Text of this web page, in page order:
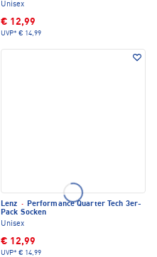
Unisex
€ 12,99
UVP* € 14,99
Lenz · Performance Quarter Tech 3er-
Pack Socken
Unisex
€ 12,99
UVP* € 14,99